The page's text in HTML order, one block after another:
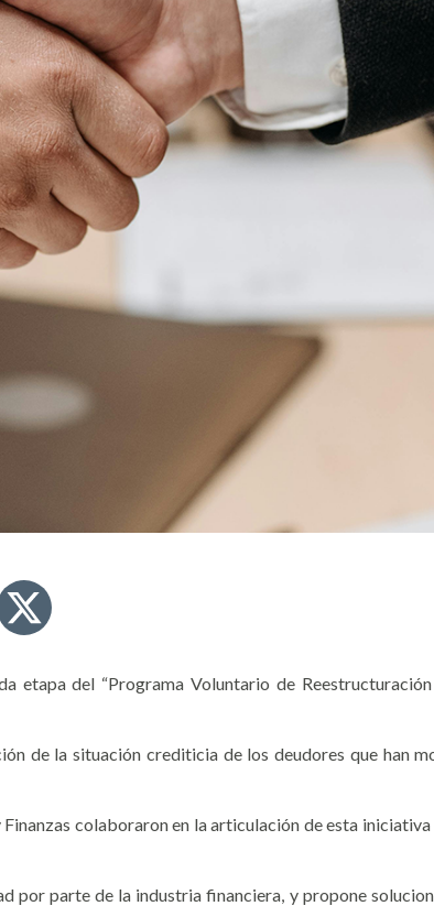
del “Programa Voluntario de Reestructuración
de la situación crediticia de los deudores que han
colaboraron en la articulación de esta
por parte de la industria financiera, y propone